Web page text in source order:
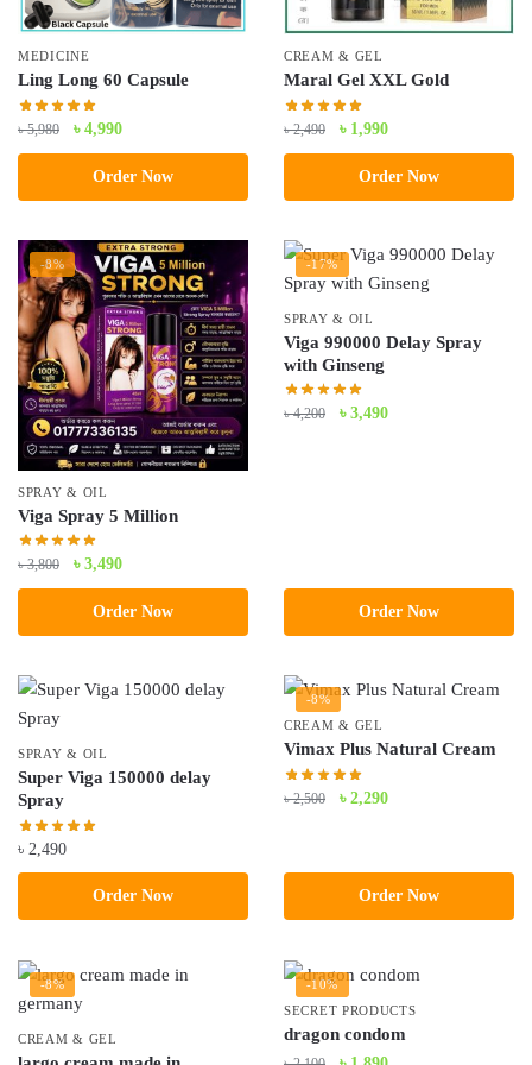
MEDICINE
Ling Long 60 Capsule
৳5,980
Original
price
was:
৳ 5,980.
৳ 4,990Current
price
is:
৳ 4,990.
Order Now
CREAM & GEL
Maral Gel XXL Gold
৳2,490
Original
price
was:
৳ 2,490.
৳ 1,990Current
price
is:
৳ 1,990.
Order Now
-8%
SPRAY & OIL
Viga Spray 5 Million
৳3,800
Original
price
was:
৳ 3,800.
৳ 3,490Current
price
is:
৳ 3,490.
Order Now
-17%
SPRAY & OIL
Viga 990000 Delay Spray
with Ginseng
৳4,200
Original
৳ 3,490Current
Order Now
SPRAY & OIL
Super Viga 150000 delay
Spray
৳ 2,490
Order Now
-8%
CREAM & GEL
Vimax Plus Natural Cream
৳2,500
Original
৳ 2,500.
৳ 2,290Current
৳ 2,290.
Order Now
-8%
CREAM & GEL
-10%
SECRET PRODUCTS
dragon condom